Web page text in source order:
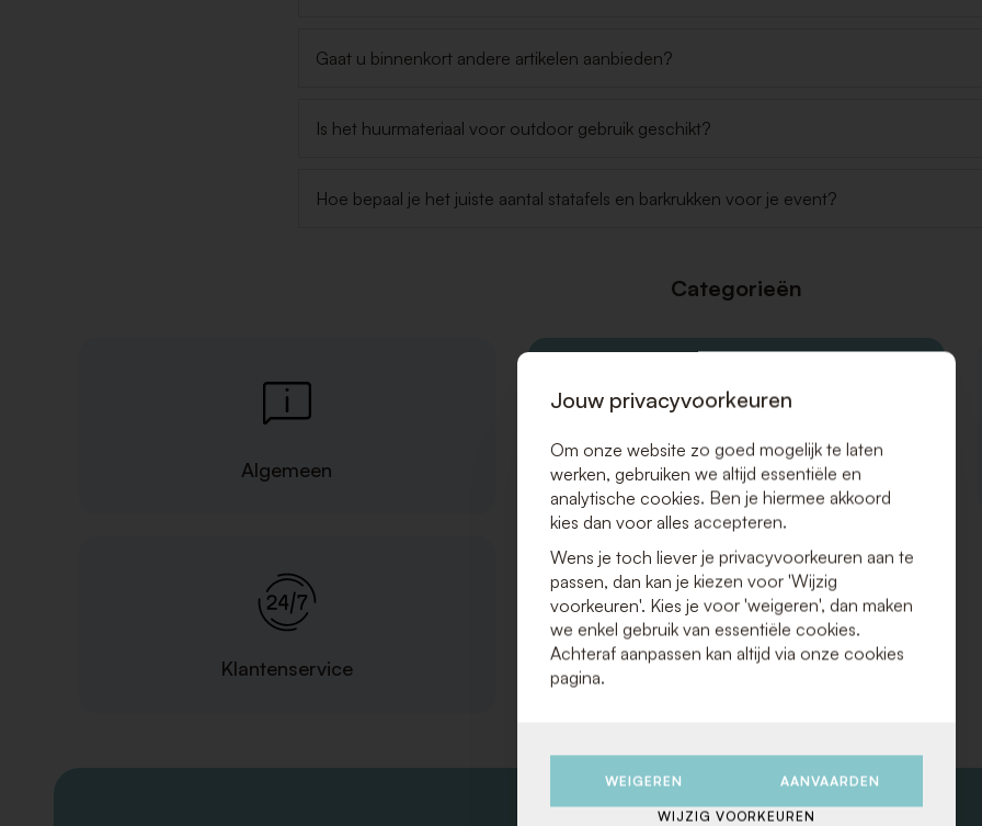
Gaat u binnenkort andere artikelen aanbieden?
Is het huurmateriaal voor outdoor gebruik geschikt?
Hoe bepaal je het juiste aantal statafels en barkrukken voor je event?
Categorieën
Algemeen Producten/diensten
Klantenservice Logistiek
Jouw privacyvoorkeuren
Om onze website zo goed mogelijk te laten
werken, gebruiken we altijd essentiële en
analytische cookies. Ben je hiermee akkoord
kies dan voor alles accepteren.
Wens je toch liever je privacyvoorkeuren aan te
passen, dan kan je kiezen voor 'Wijzig
voorkeuren'. Kies je voor 'weigeren', dan maken
we enkel gebruik van essentiële cookies.
Achteraf aanpassen kan altijd via onze cookies
pagina.
WEIGEREN AANVAARDEN
WIJZIG VOORKEUREN